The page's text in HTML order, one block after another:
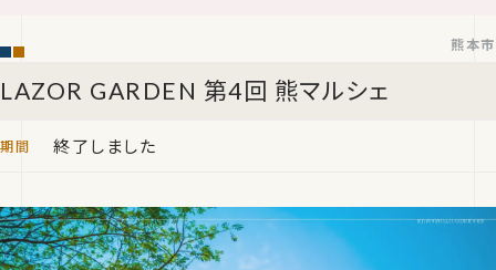
LAZOR GARDEN 第4回 熊マルシェ
熊本市
終了しました